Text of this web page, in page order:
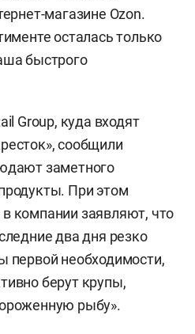
магазине Ozon.
осталась только
быстрого
Group, куда входят
сообщили
заметного
При этом
компании заявляют, что
два дня резко
первой необходимости,
берут крупы,
рыбу».